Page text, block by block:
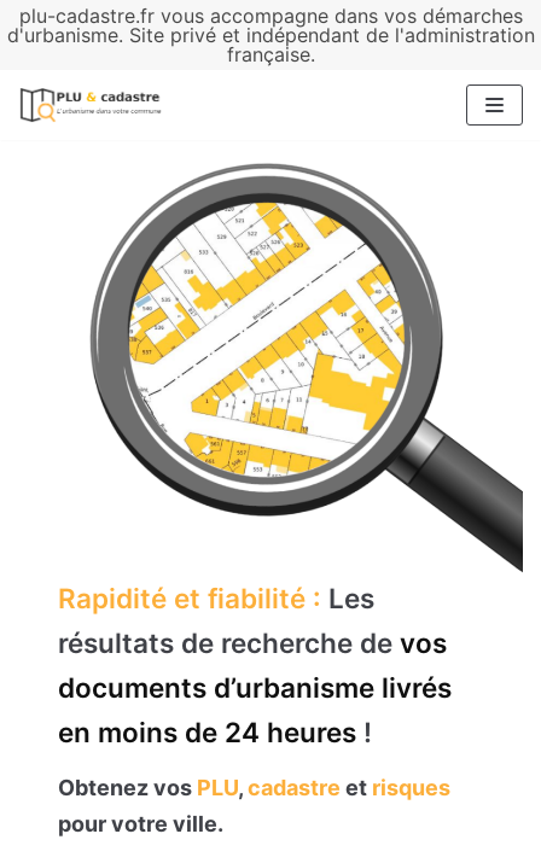
plu-cadastre.fr vous accompagne dans vos démarches
d'urbanisme. Site privé et indépendant de l'administration
française.
Aller
contenu
Rapidité et fiabilité : Les
résultats de recherche devos
documents d’urbanisme livrés
en moins de 24 heures !
Obtenez vos PLU,cadastreet risques
pour votre ville.